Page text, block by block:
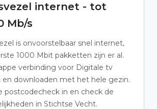
internet - tot
Mb/s
is onvoorstelbaar snel internet,
1000 Mbit pakketten zijn er al.
verbinding voor Digitale tv
en downloaden met het hele gezin.
postcodecheck in en check de
in Stichtse Vecht.